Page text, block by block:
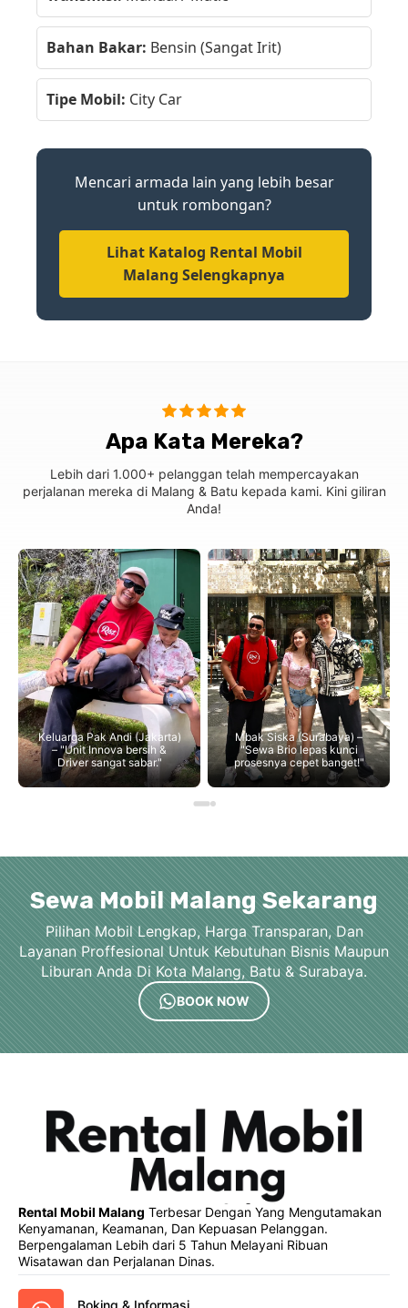
Bahan Bakar: Bensin (Sangat Irit)
Tipe Mobil: City Car
Mencari armada lain yang lebih besar
untuk rombongan?
Lihat Katalog Rental Mobil
Malang Selengkapnya
Apa Kata Mereka?
Lebih dari 1.000+ pelanggan telah mempercayakan
perjalanan mereka di Malang & Batu kepada kami. Kini giliran
Anda!
Keluarga Pak Andi (Jakarta)
– "Unit Innova bersih &
Driver sangat sabar."
Mbak Siska (Surabaya) –
"Sewa Brio lepas kunci
prosesnya cepet banget!"
Sewa Mobil Malang Sekarang
Pilihan Mobil Lengkap, Harga Transparan, Dan
Layanan Proffesional Untuk Kebutuhan Bisnis Maupun
Liburan Anda Di Kota Malang, Batu & Surabaya.
BOOK NOW
Rental Mobil Malang Terbesar Dengan Yang Mengutamakan
Kenyamanan, Keamanan, Dan Kepuasan Pelanggan.
Berpengalaman Lebih dari 5 Tahun Melayani Ribuan
Wisatawan dan Perjalanan Dinas.
Boking & Informasi